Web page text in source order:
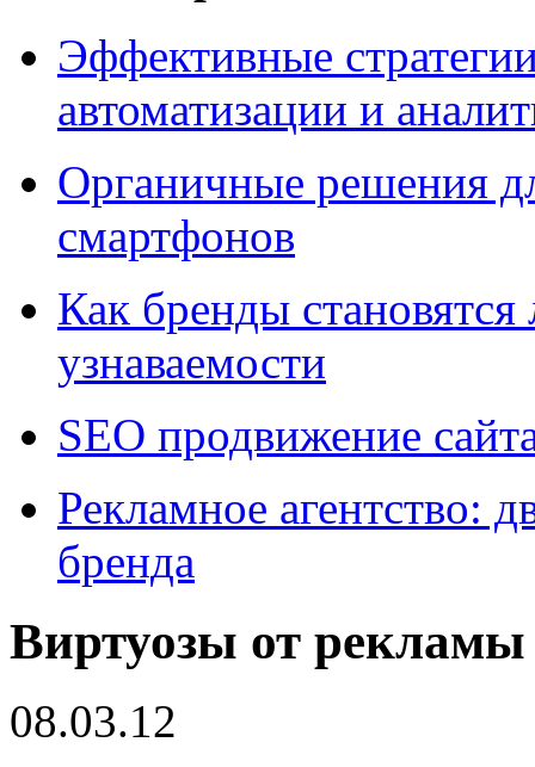
Эффективные
автоматизации и
Органичные решения
смартфонов
Как бренды
узнаваемости
SEO продвижение
Рекламное агентство:
бренда
Виртуозы от рекламы
08.03.12